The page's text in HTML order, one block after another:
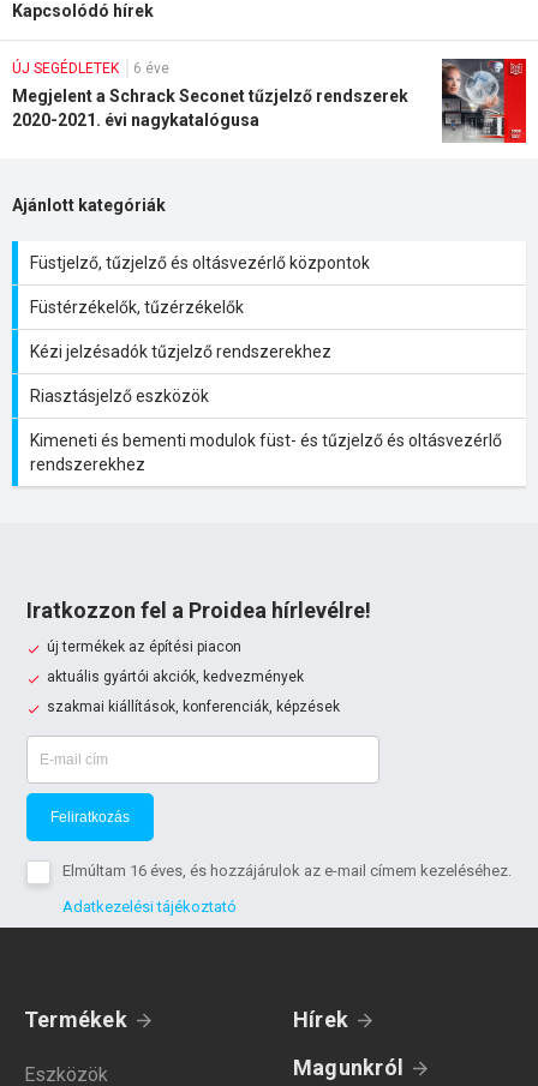
Kapcsolódó hírek
ÚJ SEGÉDLETEK 6 éve
Megjelent a Schrack Seconet tűzjelző rendszerek
2020-2021. évi nagykatalógusa
Ajánlott kategóriák
Füstjelző, tűzjelző és oltásvezérlő központok
Füstérzékelők, tűzérzékelők
Kézi jelzésadók tűzjelző rendszerekhez
Riasztásjelző eszközök
Kimeneti és bementi modulok füst- és tűzjelző és oltásvezérlő
rendszerekhez
Iratkozzon fel a Proidea hírlevélre!
új termékek az építési piacon
aktuális gyártói akciók, kedvezmények
szakmai kiállítások, konferenciák, képzések
Feliratkozás
Elmúltam 16 éves, és hozzájárulok az e-mail címem kezeléséhez.
Adatkezelési tájékoztató
Termékek
Eszközök
Hírek
Magunkról